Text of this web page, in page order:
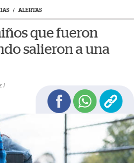
/ ALERTAS
que fueron
salieron a una
/